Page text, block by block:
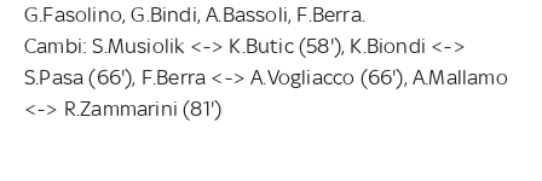
G.Fasolino, G.Bindi, A.Bassoli, F.Berra.
Cambi: S.Musiolik <-> K.Butic (58'), K.Biondi <->
S.Pasa (66'), F.Berra <-> A.Vogliacco (66'), A.Mallamo
<-> R.Zammarini (81')